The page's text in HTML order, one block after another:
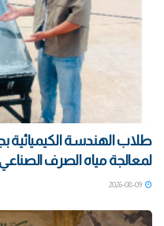
طلاب الهندسة الكيميائية
لمعالجة مياه الصرف